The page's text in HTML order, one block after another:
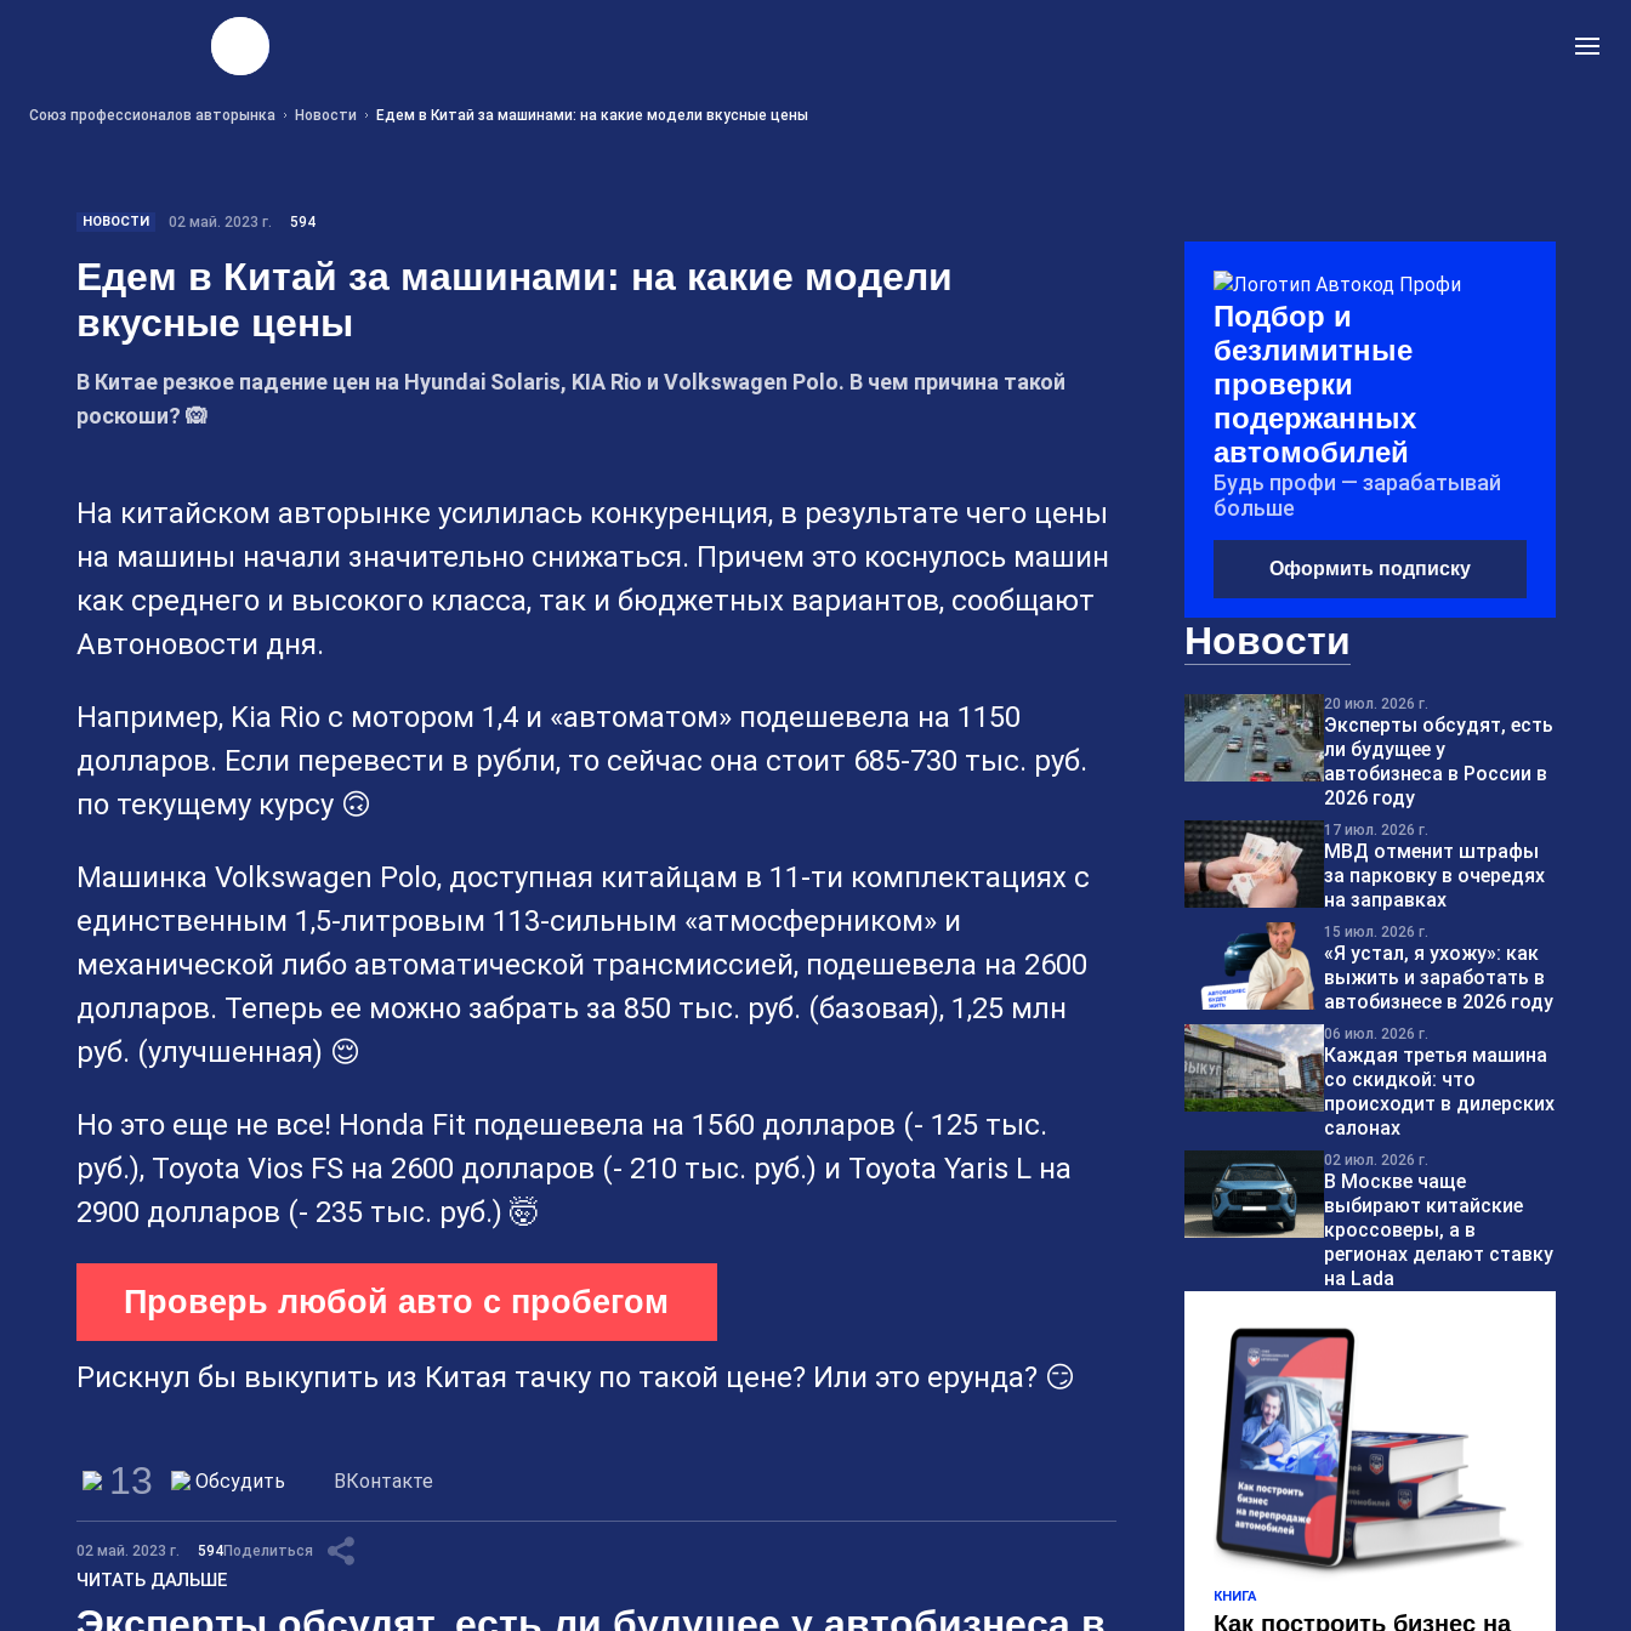
Союз профессионалов авторынка Новости Едем в Китай за машинами: на какие модели вкусные цены
НОВОСТИ 02 май. 2023 г. 594
Едем в Китай за машинами: на какие модели
вкусные цены
В Китае резкое падение цен на Hyundai Solaris, KIA Rio и Volkswagen Polo. В чем причина такой
роскоши? 🙉
На китайском авторынке усилилась конкуренция, в результате чего цены
на машины начали значительно снижаться. Причем это коснулось машин
как среднего и высокого класса, так и бюджетных вариантов, сообщают
Автоновости дня.
Например, Kia Rio с мотором 1,4 и «автоматом» подешевела на 1150
долларов. Если перевести в рубли, то сейчас она стоит 685-730 тыс. руб.
по текущему курсу 🙃
Машинка Volkswagen Polo, доступная китайцам в 11-ти комплектациях с
единственным 1,5-литровым 113-сильным «атмосферником» и
механической либо автоматической трансмиссией, подешевела на 2600
долларов. Теперь ее можно забрать за 850 тыс. руб. (базовая), 1,25 млн
руб. (улучшенная) 😌
Но это еще не все! Honda Fit подешевела на 1560 долларов (- 125 тыс.
руб.), Toyota Vios FS на 2600 долларов (- 210 тыс. руб.) и Toyota Yaris L на
2900 долларов (- 235 тыс. руб.) 🤯
Проверь любой авто с пробегом
Рискнул бы выкупить из Китая тачку по такой цене? Или это ерунда? 😏
13 Обсудить ВКонтакте
02 май. 2023 г. 594Поделиться
ЧИТАТЬ ДАЛЬШЕ
Подбор и
безлимитные
проверки
подержанных
автомобилей
Будь профи — зарабатывай
больше
Оформить подписку
Новости
20 июл. 2026 г.
Эксперты обсудят, есть
ли будущее у
автобизнеса в России в
2026 году
17 июл. 2026 г.
МВД отменит штрафы
за парковку в очередях
на заправках
15 июл. 2026 г.
«Я устал, я ухожу»: как
выжить и заработать в
автобизнесе в 2026 году
06 июл. 2026 г.
Каждая третья машина
со скидкой: что
происходит в дилерских
салонах
02 июл. 2026 г.
В Москве чаще
выбирают китайские
кроссоверы, а в
регионах делают ставку
на Lada
КНИГА
Как построить бизнес на